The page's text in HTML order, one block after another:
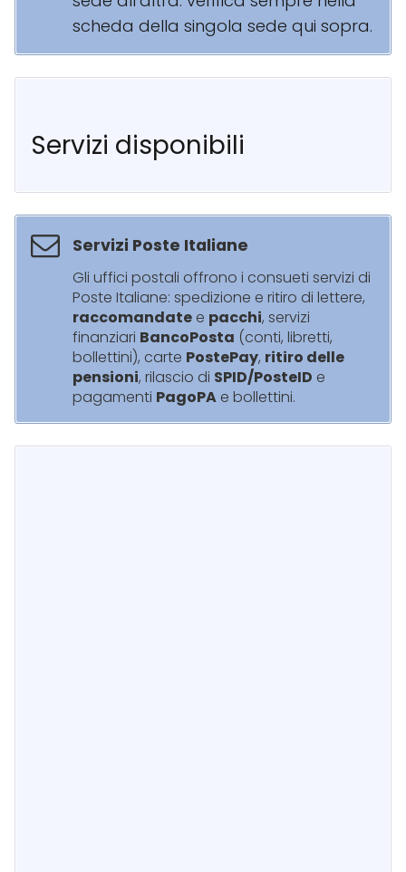
scheda della singola sede qui sopra.
Servizi disponibili
Servizi Poste Italiane
Gli uffici postali offrono i consueti servizi di
Poste Italiane: spedizione e ritiro di lettere,
raccomandate e pacchi, servizi
finanziari BancoPosta (conti, libretti,
bollettini), carte PostePay, ritiro delle
pensioni, rilascio di SPID/PosteID e
pagamenti PagoPA e bollettini.